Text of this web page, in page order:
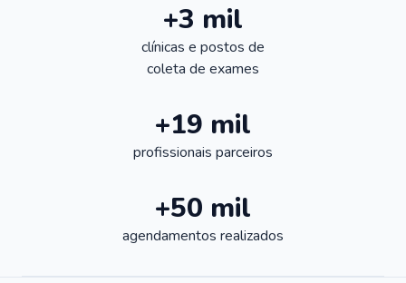
+3 mil
clínicas e postos de
coleta de exames
+19 mil
profissionais parceiros
+50 mil
agendamentos realizados